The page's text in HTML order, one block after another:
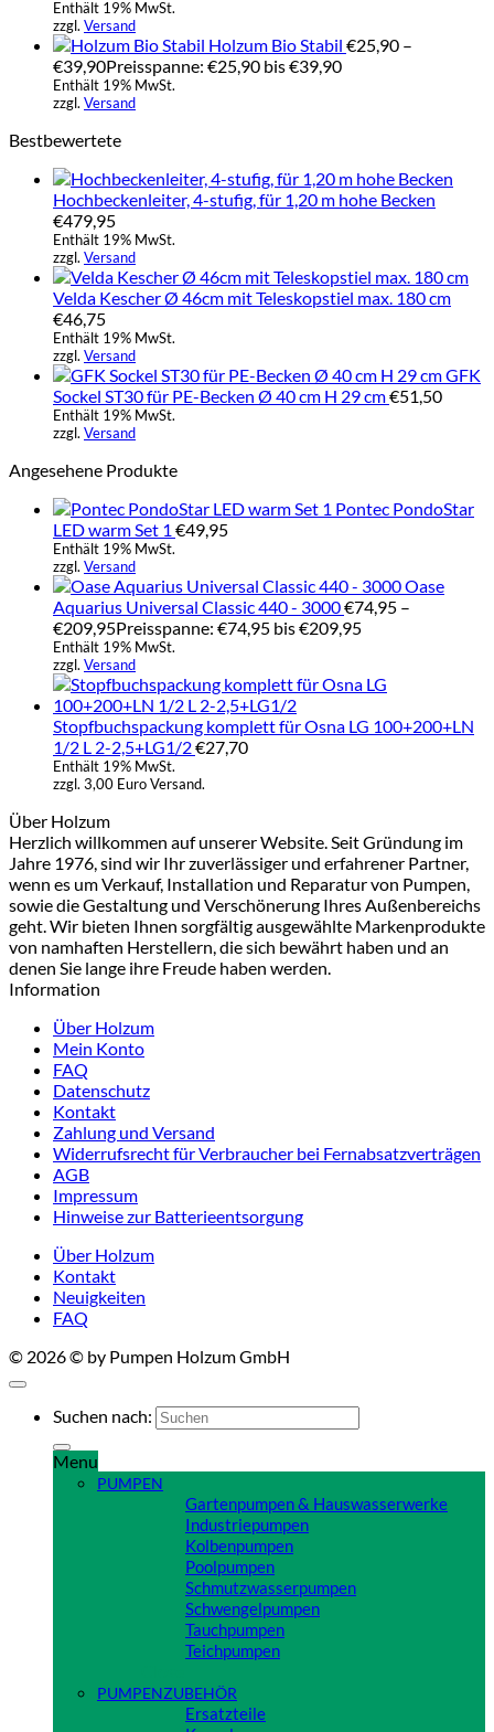
Enthält 19% MwSt.
zzgl. Versand
Holzum Bio Stabil €25,90 –
€39,90Preisspanne: €25,90 bis €39,90
Enthält 19% MwSt.
zzgl. Versand
Bestbewertete
Hochbeckenleiter, 4-stufig, für 1,20 m hohe Becken
€479,95
Enthält 19% MwSt.
zzgl. Versand
Velda Kescher Ø 46cm mit Teleskopstiel max. 180 cm
€46,75
Enthält 19% MwSt.
zzgl. Versand
GFK
Sockel ST30 für PE-Becken Ø 40 cm H 29 cm€51,50
Enthält 19% MwSt.
zzgl. Versand
Angesehene Produkte
Pontec PondoStar
LED warm Set 1 €49,95
Enthält 19% MwSt.
zzgl. Versand
Oase
Aquarius Universal Classic 440 - 3000€74,95 –
€209,95Preisspanne: €74,95 bis €209,95
Enthält 19% MwSt.
zzgl. Versand
Stopfbuchspackung komplett für Osna LG 100+200+LN
1/2 L 2-2,5+LG1/2€27,70
Enthält 19% MwSt.
zzgl. 3,00 Euro Versand.
Über Holzum
Herzlich willkommen auf unserer Website. Seit Gründung im
Jahre 1976, sind wir Ihr zuverlässiger und erfahrener Partner,
wenn es um Verkauf, Installation und Reparatur von Pumpen,
sowie die Gestaltung und Verschönerung Ihres Außenbereichs
geht. Wir bieten Ihnen sorgfältig ausgewählte Markenprodukte
von namhaften Herstellern, die sich bewährt haben und an
denen Sie lange ihre Freude haben werden.
Information
Über Holzum
Mein Konto
FAQ
Datenschutz
Kontakt
Zahlung und Versand
Widerrufsrecht für Verbraucher bei Fernabsatzverträgen
AGB
Impressum
Hinweise zur Batterieentsorgung
Über Holzum
Kontakt
Neuigkeiten
FAQ
© 2026 © by Pumpen Holzum GmbH
Suchen nach:
Menu
PUMPEN
Gartenpumpen & Hauswasserwerke
Industriepumpen
Kolbenpumpen
Poolpumpen
Schmutzwasserpumpen
Schwengelpumpen
Tauchpumpen
Teichpumpen
PUMPENZUBEHÖR
Ersatzteile